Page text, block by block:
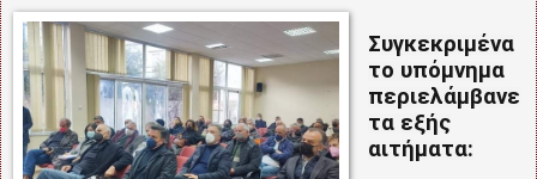
Συγκεκριμένα
το υπόμνημα
περιελάμβανε
τα εξής
αιτήματα: